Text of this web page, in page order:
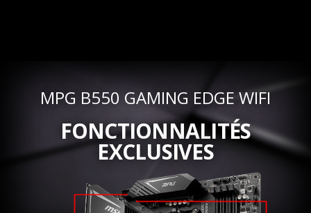
MPG B550 GAMING EDGE WIFI
FONCTIONNALITÉS
EXCLUSIVES